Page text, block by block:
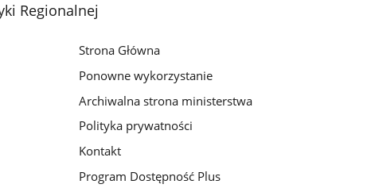
Regionalnej
Strona Główna
Ponowne wykorzystanie
Archiwalna strona ministerstwa
Polityka prywatności
Kontakt
Program Dostępność Plus